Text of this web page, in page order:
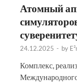
Атомный
24.12.2025 - by
Комплекс,